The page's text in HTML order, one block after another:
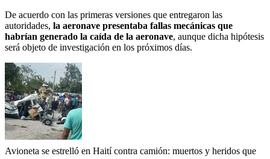
De acuerdo con las primeras versiones que entregaron las
autoridades, la aeronave presentaba fallas mecánicas que
habrían generado la caída de la aeronave, aunque dicha hipótesis
será objeto de investigación en los próximos días.
Avioneta se estrelló en Haití contra camión: muertos y heridos que